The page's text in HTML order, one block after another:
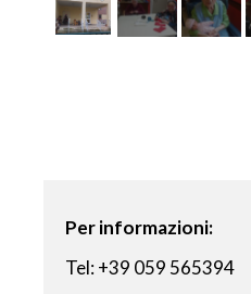
Per informazioni:
Tel: +39 059 565394